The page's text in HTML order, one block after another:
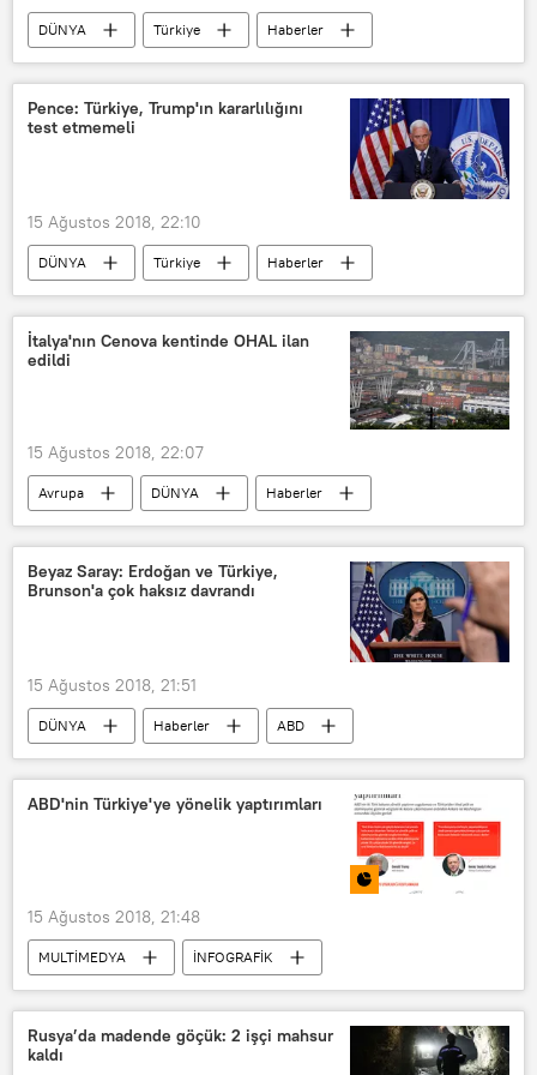
DÜNYA Türkiye
Haberler
Rusya
TÜRKİYE
Mevlüt Çavuşoğlu
Pence: Türkiye, Trump'ın kararlılığını
test etmemeli
15 Ağustos 2018, 22:10
DÜNYA Türkiye
Haberler
POLİTİKA
ABD
TÜRKİYE
Mike Pence
Rahip Brunson
Andrew Brunson
İtalya'nın Cenova kentinde OHAL ilan
edildi
15 Ağustos 2018, 22:07
Avrupa DÜNYA
Haberler
İtalya
Cenova
Giuseppe Conte
Morandi Köprüsü
Olağanüstü hal (OHAL)
Beyaz Saray: Erdoğan ve Türkiye,
Brunson'a çok haksız davrandı
15 Ağustos 2018, 21:51
DÜNYA Haberler
ABD
TÜRKİYE
Sarah Sanders
Rahip Brunson
ABD'nin Türkiye'ye yönelik yaptırımları
15 Ağustos 2018, 21:48
MULTİMEDYA
İNFOGRAFİK
ABD
TÜRKİYE
Yaptırımlar
Dolar
Döviz
gümrük vergisi
Rusya’da madende göçük: 2 işçi mahsur
kaldı